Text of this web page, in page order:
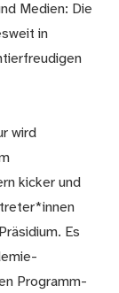
Medien: Die
in
wird
kicker und
Es
Programm-